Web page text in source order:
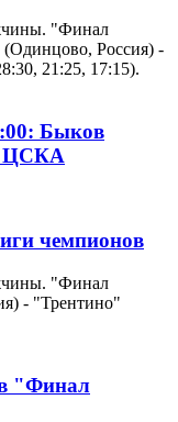
"Финал
(Одинцово, Россия) -
21:25, 17:15).
Быков
ЦСКА
чемпионов
"Финал
- "Трентино"
"Финал